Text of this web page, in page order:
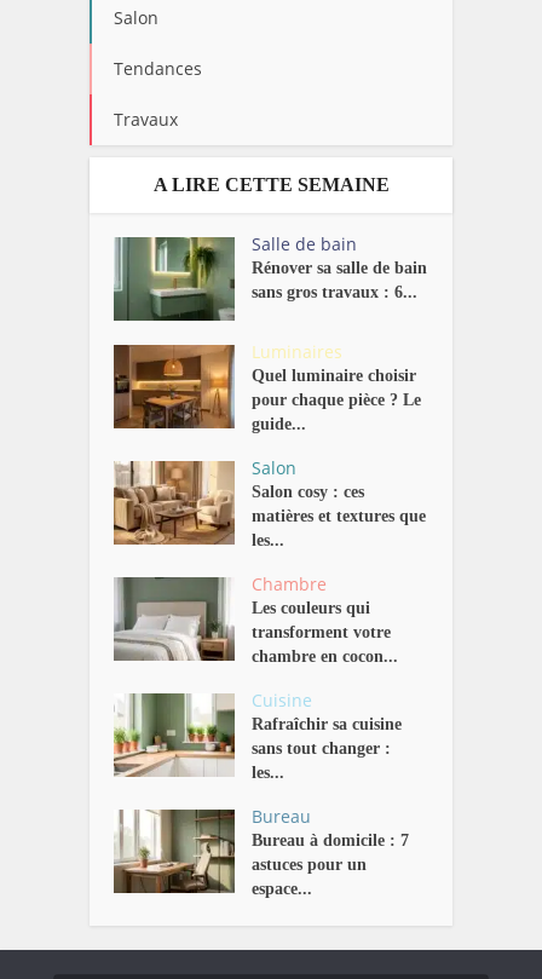
Salon
Tendances
Travaux
A LIRE CETTE SEMAINE
Salle de bain
Rénover sa salle de bain
sans gros travaux : 6...
Luminaires
Quel luminaire choisir
pour chaque pièce ? Le
guide...
Salon
Salon cosy : ces
matières et textures que
les...
Chambre
Les couleurs qui
transforment votre
chambre en cocon...
Cuisine
Rafraîchir sa cuisine
sans tout changer :
les...
Bureau
Bureau à domicile : 7
astuces pour un
espace...